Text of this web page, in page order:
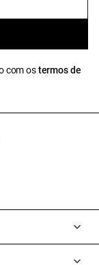
com ostermos de